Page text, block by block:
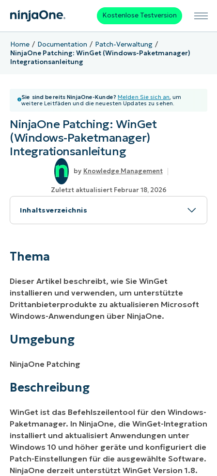
Kostenlose Testversion
Home Documentation
Patch-Verwaltung
NinjaOne Patching: WinGet (Windows-Paketmanager)
Integrationsanleitung
Sie sind bereits NinjaOne-Kunde? Melden Sie sich an, um
weitere Leitfäden und die neuesten Updates zu sehen.
NinjaOne Patching: WinGet
(Windows-Paketmanager)
Integrationsanleitung
Knowledge Management
Zuletzt aktualisiert Februar 18, 2026
Inhaltsverzeichnis
Thema
Zusätzliche Ressourcen:
Thema
Dieser Artikel beschreibt, wie Sie WinGet
installieren und verwenden, um unterstützte
Drittanbieterprodukte zu aktualisieren Microsoft
Windows-Anwendungen über NinjaOne.
Umgebung
NinjaOne Patching
Beschreibung
WinGet ist das Befehlszeilentool für den Windows-
Paketmanager. In NinjaOne, die WinGet-Integration
installiert und aktualisiert Anwendungen unter
Windows 10 und höher geräte und konfiguriert die
Patch-Einstellungen für die ausgewählte Software.
NinjaOne derzeit unterstützt WinGet Version 1.8.